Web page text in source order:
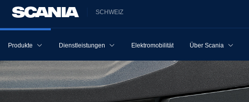
SCHWEIZ
Produkte Dienstleistungen Elektromobilität Über Scania